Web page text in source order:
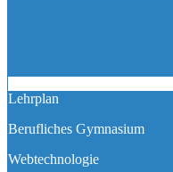
Lehrplan
Berufliches Gymnasium
Webtechnologie